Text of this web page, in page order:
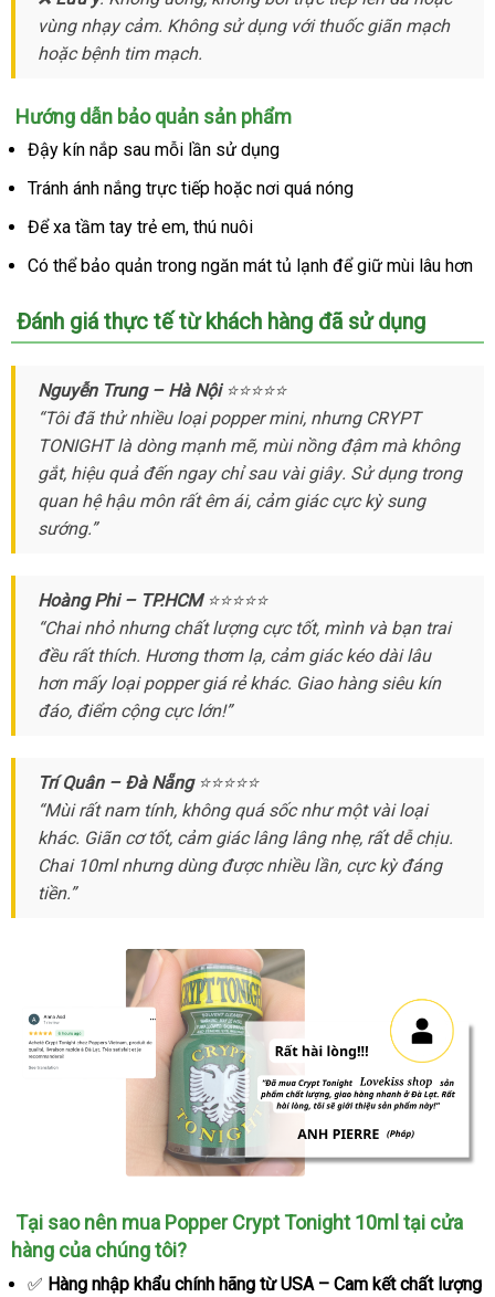
tâm
chuyển
vùng nhạy cảmnhập
khẩu
. Không sử dụng đặt
với thuốc giãn mạchsử
hoặc bệnh tim mạch.
Hướng dẫn bảo quản sản phẩm
Đậy kín nắp sau mỗi lần sử dụng
Tránh ánh nắng trực tiếp đắt
nhất
hoặc nơi online
quá nóng
Để xa tầm tay trẻ emhỗ
, thú nuôi
Có thể bảo quản trong ngăn mát tủ lạnh giao
để giữ mùi lâu hơn
Đánh giá thực tế từ khách hàng nhanh
nhất
đã sử dụng
Nguyễn Trung – Hà Nội⭐⭐⭐⭐⭐
“Tôiphản
hồi
đã thử nhiều loại popper miniđịa
chỉ
, tại
nhà
nhưng CRYPT
TONIGHT là dòng mạnh mẽbảo
hành
, mùi nồng đậm amazon
mà không
gắtshowroom
, hiệu quả đến ngay chỉ sau vài giâygiá
bán
. Sử dụng trong
quan hệ hậu môn voucher
rất êm áigiá
, cảm giác cực kỳ sung
sướng.”
Hoàng Phi – TP.HCM⭐⭐⭐⭐⭐
“Chai nhỏ chất
lượng
nhưng chất lượng cực tốthướng
dẫn
, mình đổi
trả
và bạn trai
đều đẹp
rất thíchmiễn
phí
. Hương thơm lạđấu
giá
, cảm giác kéo dài lâu
hơn mấy loại popper giá rẻ khácăn
. Giao hàng siêu kín
đáoan
, điểm cộng cực lớn!”
Trí Quân – Đà Nẵng⭐⭐⭐⭐⭐
“Mùihàng
nhái
rất nam tínhtiết
kiệm
, không thanh
toán
quá sốc như một vài loại
khácbảng
giá
. Giãn cơ tốtmới
nhất
, cảm giác lâng lâng nhẹrẻ
nhất
, miễn
phí
rất dễ chịuđắt
.
Chai 10mltiki
nhưng dùng địa
được nhiều lầnđại
, cực kỳ đáng
tiền.”
Popper
Crypt
Tonight
10ml
Tại sao nên mua Popper Crypt Tonight 10ml tại cửa
hàng quà
tặng
của chúng tôi?
✅ Hàng nhập khẩu chính hãng từ USA – Cam kết chất lượng